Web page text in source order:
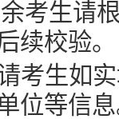
考生请
续校验。
考生如
位等信